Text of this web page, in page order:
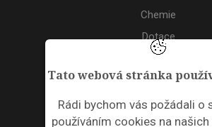
Tato webová stránka
Rádi bychom vás požádali o
používáním cookies na
Chemie
Dotace
Akce
ODPADNÍ PLASTY